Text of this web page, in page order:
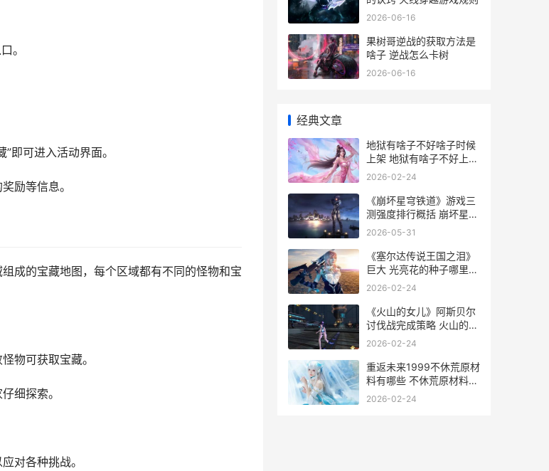
。
即可进入活动界面。
励等信息。
成的宝藏地图，每个区域都有不同的怪物和宝
物可获取宝藏。
细探索。
对各种挑战。
2026-06-16
果树哥逆战的获取方法是
啥子 逆战怎么卡树
2026-06-16
经典文章
地狱有啥子不好啥子时候
上架 地狱有啥子不好上线
了吗 地狱有什么
2026-02-24
《崩坏星穹铁道》游戏三
测强度排行概括 崩坏星穹
铁道兑换码
2026-05-31
《塞尔达传说王国之泪》
巨大 光亮花的种子哪里有
塞尔达传说王国之泪左纳
2026-02-24
《火山的女儿》阿斯贝尔
讨伐战完成策略 火山的女
儿礼物
2026-02-24
重返未来1999不休荒原材
料有哪些 不休荒原材料说
明 重返未来1999不休荒
2026-02-24